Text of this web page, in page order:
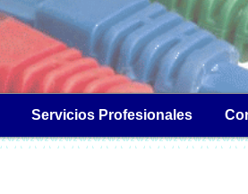
Servicios Profesionales